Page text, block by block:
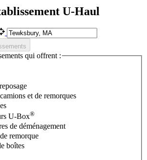
U-Haul
qui offrent :
et de remorques
U-Box®
de déménagement
remorque
boîtes